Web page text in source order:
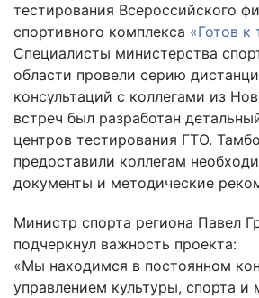
тестирования Всероссийского
спортивного комплекса «Готов к
Специалисты министерства
области провели серию
консультаций с коллегами из
встреч был разработан
центров тестирования ГТО.
предоставили коллегам
документы и методические
Министр спорта региона Павел
подчеркнул важность проекта:
«Мы находимся в постоянном
управлением культуры, спорта